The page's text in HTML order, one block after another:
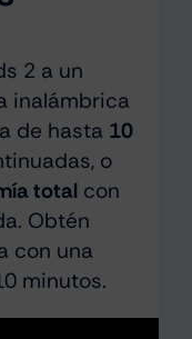
2 a un
inalámbrica
de hasta 10
o
total con
Obtén
con una
minutos.